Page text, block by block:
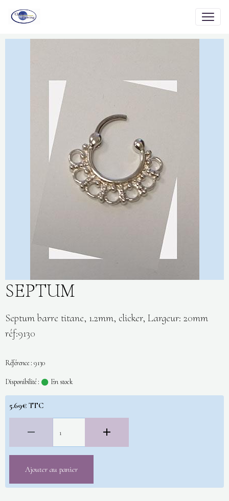
SEPTUM
Septum barre titane, 1.2mm, clicker, Largeur: 20mm
réf:9130
Référence : 9130
Disponibilité : En stock
5.69€ TTC
Ajouter au panier